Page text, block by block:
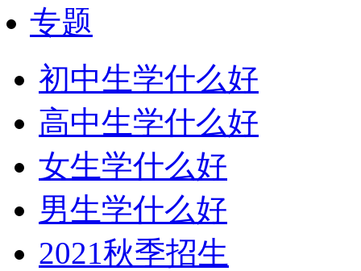
专题
初中生学什么好
高中生学什么好
女生学什么好
男生学什么好
2021秋季招生